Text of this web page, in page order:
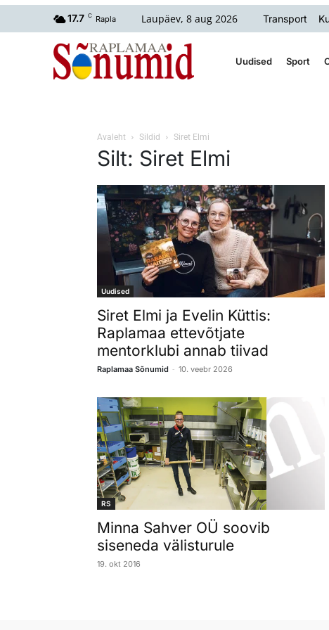
17.7 C Rapla Laupäev, 8 aug 2026 Transport
Uudised Sport
Avaleht Sildid Siret Elmi
Silt: Siret Elmi
Uudised
Siret Elmi ja Evelin Küttis:
Raplamaa ettevõtjate
mentorklubi annab tiivad
Raplamaa Sõnumid - 10. veebr 2026
RS
Minna Sahver OÜ soovib
siseneda välisturule
19. okt 2016